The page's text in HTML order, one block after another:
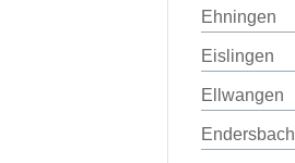
Ehningen
Eislingen
Ellwangen
Endersbach